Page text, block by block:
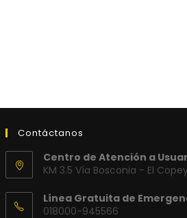
Contáctanos
Centro de Atención a
KM 3.5 Vía Bosconia - El
Línea Gratuita de
018000-945566